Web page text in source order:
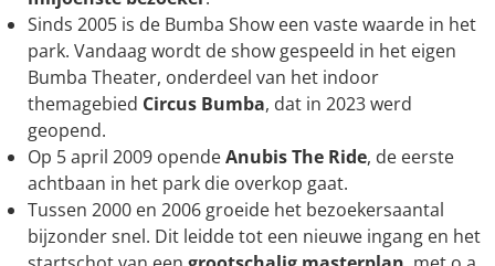
Sinds 2005 is de Bumba Show een vaste waarde in het
park. Vandaag wordt de show gespeeld in het eigen
Bumba Theater, onderdeel van het indoor
themagebied Circus Bumba, dat in 2023 werd
geopend.
Op 5 april 2009 opendeAnubis The Ride, de eerste
achtbaan in het park die overkop gaat.
Tussen 2000 en 2006 groeide het bezoekersaantal
bijzonder snel. Dit leidde tot een nieuwe ingang en het